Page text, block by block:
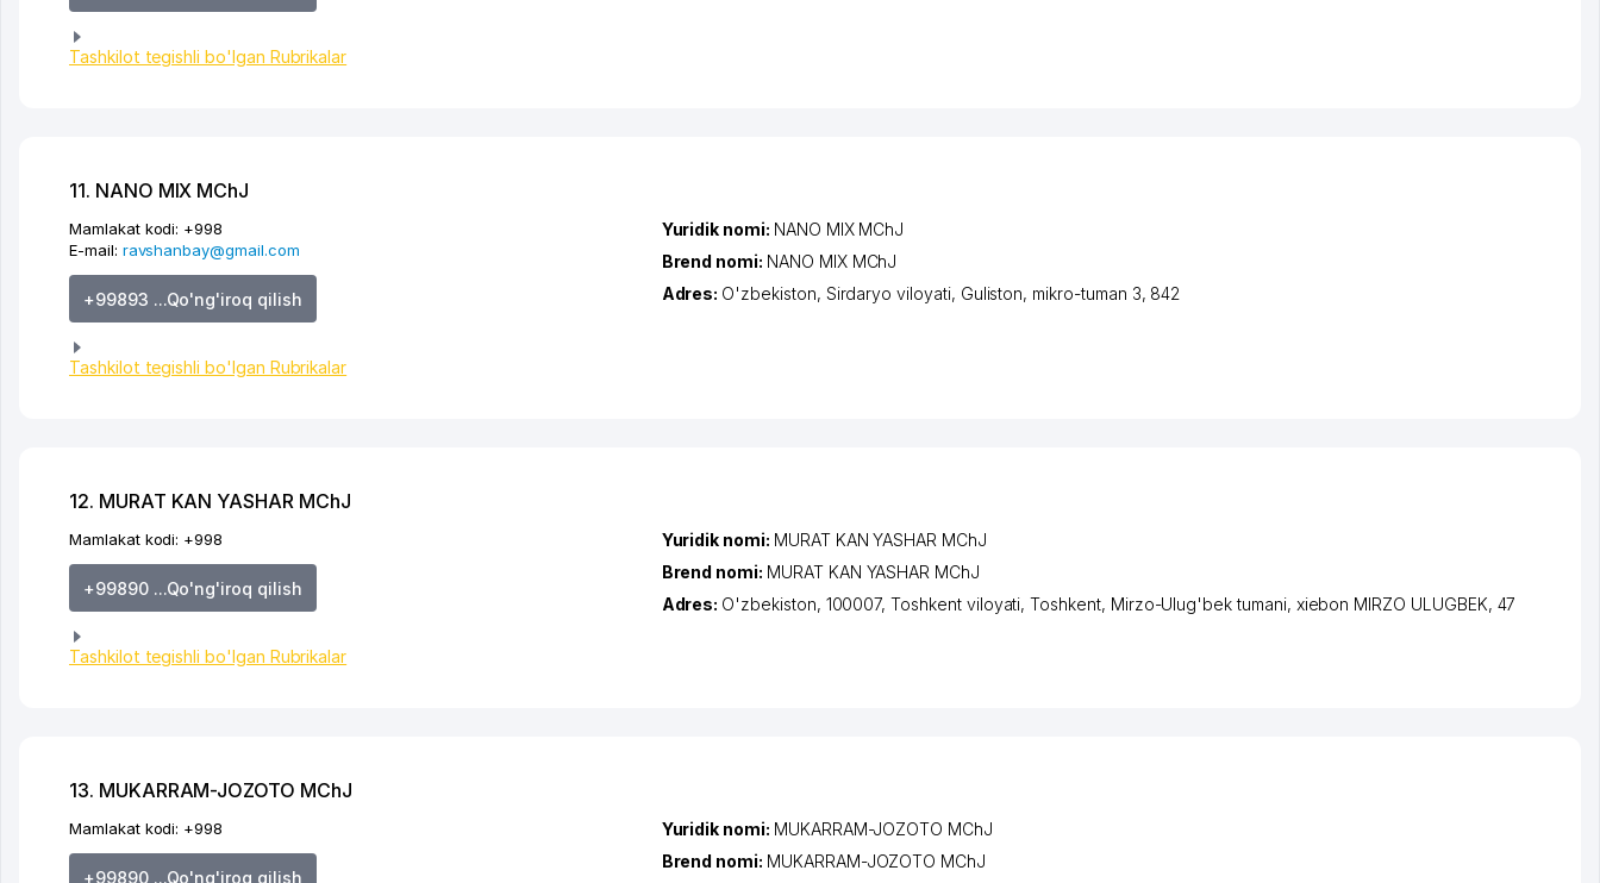
Tashkilot tegishli bo'lgan Rubrikalar
11. NANO MIX MChJ
Mamlakat kodi: +998
E-mail: ravshanbay@gmail.com
+99893 ...Qo'ng'iroq qilish
Tashkilot tegishli bo'lgan Rubrikalar
Yuridik nomi: NANO MIX MChJ
Brend nomi: NANO MIX MChJ
Adres: O'zbekiston, Sirdaryo viloyati, Guliston, mikro-tuman 3, 842
12. MURAT KAN YASHAR MChJ
Mamlakat kodi: +998
+99890 ...Qo'ng'iroq qilish
Tashkilot tegishli bo'lgan Rubrikalar
Yuridik nomi: MURAT KAN YASHAR MChJ
Brend nomi: MURAT KAN YASHAR MChJ
Adres: O'zbekiston, 100007,Toshkent viloyati,Toshkent, Mirzo-Ulug'bek tumani, xiеbon MIRZO ULUGBEK, 47
13. MUKARRAM-JOZOTO MChJ
Mamlakat kodi: +998
+99890 ...Qo'ng'iroq qilish
Yuridik nomi: MUKARRAM-JOZOTO MChJ
Brend nomi: MUKARRAM-JOZOTO MChJ